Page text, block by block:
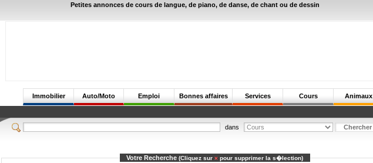
Petites annonces de cours de langue, de piano, de danse, de chant ou de dessin
Animaux
Cours
Services
Bonnes affaires
Emploi
Auto/Moto
Immobilier
dans
Votre Recherche (Cliquez sur pour supprimer la s�lection)